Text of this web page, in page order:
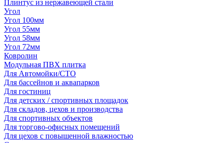
Плинтус из нержавеющей стали
Угол
Угол 100мм
Угол 55мм
Угол 58мм
Угол 72мм
Ковролин
Модульная ПВХ плитка
Для Автомойки/СТО
Для бассейнов и аквапарков
Для гостиниц
Для детских / спортивных площадок
Для складов, цехов и производства
Для спортивных объектов
Для торгово-офисных помещений
Для цехов с повышенной влажностью